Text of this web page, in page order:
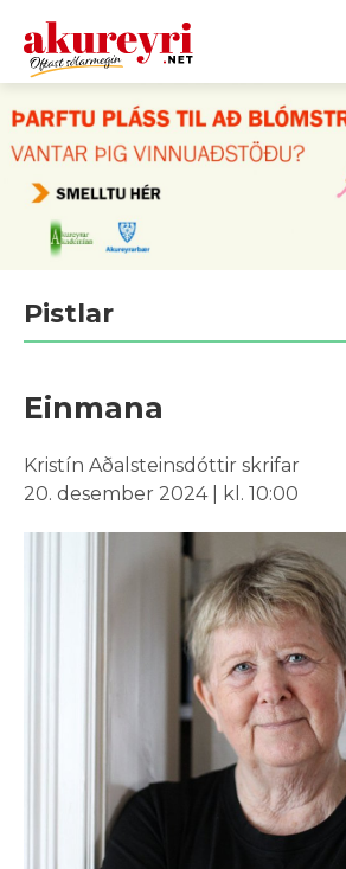
Leita
Pistlar
Einmana
Kristín Aðalsteinsdóttir skrifar
20. desember 2024 | kl. 10:00